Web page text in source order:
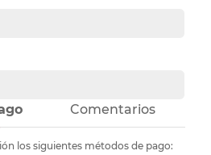
Comentarios
los siguientes métodos de pago: